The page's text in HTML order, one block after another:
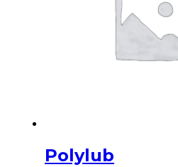
Polylub